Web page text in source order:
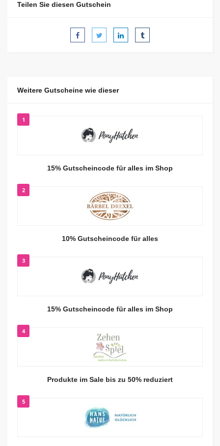
Teilen Sie diesen Gutschein
Weitere Gutscheine wie dieser
1
15% Gutscheincode für alles im Shop
2
10% Gutscheincode für alles
3
15% Gutscheincode für alles im Shop
4
Produkte im Sale bis zu 50% reduziert
5